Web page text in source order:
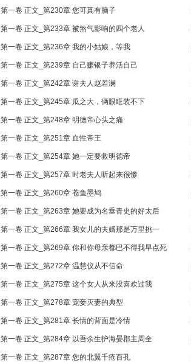
第一卷 正文_第230章 您可真有脑子
第一卷 正文_第233章 被煞气影响的四个老人
第一卷 正文_第236章 我的小姑娘，等我
第一卷 正文_第239章 自己赚银子养活自己
第一卷 正文_第242章 谢夫人赵若澜
第一卷 正文_第245章 瓜之大，俩眼眶装不下
第一卷 正文_第248章 明德帝心头之痛
第一卷 正文_第251章 血性帝王
第一卷 正文_第254章 她一定要救明德帝
第一卷 正文_第257章 时老夫人听起来很惨
第一卷 正文_第260章 苍鱼墨鸠
第一卷 正文_第263章 她要成为名垂青史的好太后
第一卷 正文_第266章 我女儿的夫婿那是万里挑一
第一卷 正文_第269章 你和你母亲都巴不得我早点死
第一卷 正文_第272章 温慧仪从不信命
第一卷 正文_第275章 这个女人从来没喜欢过我
第一卷 正文_第278章 宠妾灭妻的典型
第一卷 正文_第281章 长情的背面是冷情
第一卷 正文_第284章 以吾余生护海晏郡主周全
第一卷 正文_第287章 您的北翼千疮百孔